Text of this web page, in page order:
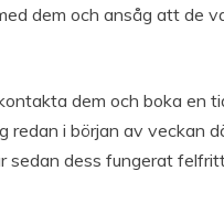
dem och ansåg att de
dem och boka en
i början av veckan
sedan dess fungerat